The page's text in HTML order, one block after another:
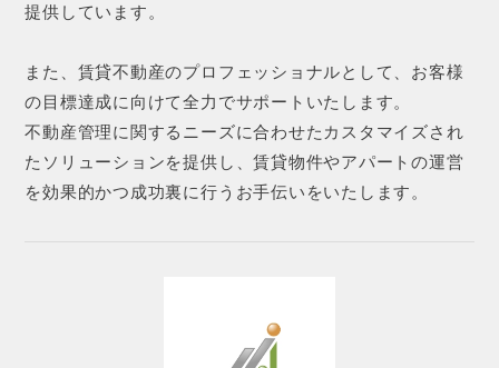
提供しています。
また、賃貸不動産のプロフェッショナルとして、お客様
の目標達成に向けて全力でサポートいたします。
不動産管理に関するニーズに合わせたカスタマイズされ
たソリューションを提供し、賃貸物件やアパートの運営
を効果的かつ成功裏に行うお手伝いをいたします。